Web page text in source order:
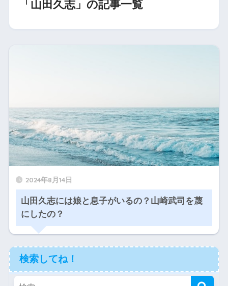
「山田久志」の記事一覧
2024年8月14日
山田久志には娘と息子がいるの？山崎武司を蔑
にしたの？
検索してね！